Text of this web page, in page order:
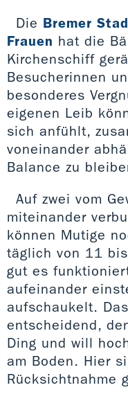
Die Bremer
Frauen hat die
Kirchenschiff
Besucherinnen
besonderes
eigenen Leib
sich anfühlt,
voneinander
Balance zu
Auf zwei vom
miteinander
können Mutige
täglich von 11
gut es
aufeinander
aufschaukelt.
entscheidend,
Ding und will
am Boden. Hier
Rücksichtnahme